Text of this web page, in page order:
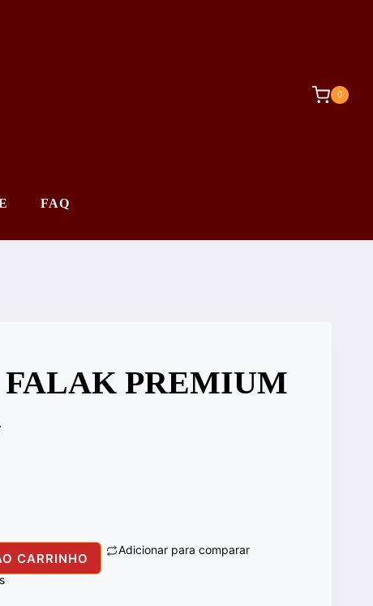
0
FAQ
PREMIUM
CARRINHO
Adicionar para comparar